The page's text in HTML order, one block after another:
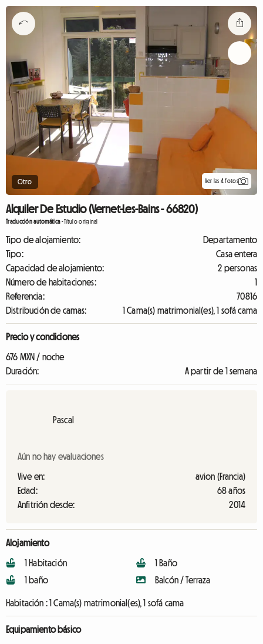
Otro Ver las 4 fotos
Alquiler De Estudio (Vernet-Les-Bains - 66820)
Traducción automática-Título original
Tipo de alojamiento:
Departamento
Tipo:
Casa entera
Capacidad de alojamiento:
2 personas
Número de habitaciones:
1
Referencia:
70816
Distribución de camas:
1 Cama(s) matrimonial(es), 1 sofá cama
Precio y condiciones
676 MXN / noche
Duración:
A partir de 1 semana
Pascal
Aún no hay evaluaciones
Vive en:
avion (Francia)
Edad:
68 años
Anfitrión desde:
2014
Alojamiento
1 Habitación
1 baño
1 Baño
Balcón / Terraza
Habitación :1 Cama(s) matrimonial(es), 1 sofá cama
Equipamiento básico